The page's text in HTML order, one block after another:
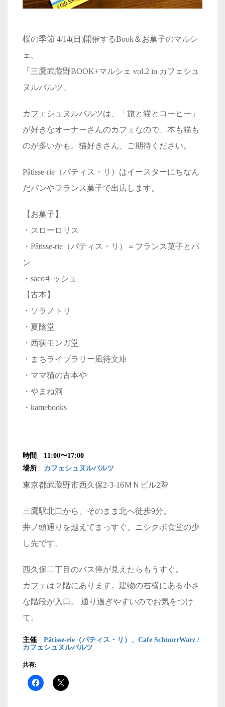
桜の季節 4/14(日)開催するBook＆お菓子のマルシ
ェ。
「三鷹武蔵野BOOK+マルシェ vol.2 in カフェシュ
ヌルバルツ」
カフェシュヌルバルツは、「旅と猫とコーヒー」
が好きなオーナーさんのカフェなので、本も猫も
のが多いかも。猫好きさん、ご期待ください。
Pâtisse-rie（パティス・リ）はイースターにちなん
だパンやフランス菓子で出店します。
【お菓子】
・スローロリス
・Pâtisse-rie（パティス・リ）＝フランス菓子とパ
ン
・sacoキッシュ
【古本】
・ソラノトリ
・夏陰堂
・西荻モンガ堂
・まちライブラリー風待文庫
・ママ猫の古本や
・やまね洞
・kamebooks
時間 11:00〜17:00
場所 カフェシュヌルバルツ
東京都武蔵野市西久保2-3-16ＭＮビル2階
三鷹駅北口から、そのまま北へ徒歩9分。
井ノ頭通りを越えてまっすぐ。ニシクボ食堂の少
し先です。
西久保二丁目のバス停が見えたらもうすぐ。
カフェは２階にあります。建物の右横にある小さ
な階段が入口。 通り過ぎやすいのでお気をつけ
て。
主催 Pâtisse-rie（パティス・リ）、Cafe SchnurrWarz /
カフェシュヌルバルツ
共有: